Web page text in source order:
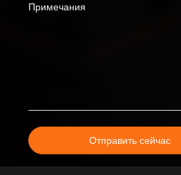
Примечания
Отправить сейчас